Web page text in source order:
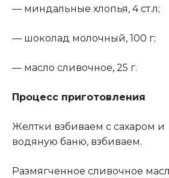
— миндальные хлопья, 4 ст.л;
— шоколад молочный, 100 г;
— масло сливочное, 25 г.
Процесс приготовления
Желтки взбиваем с сахаром и
водяную баню, взбиваем.
Размягченное сливочное